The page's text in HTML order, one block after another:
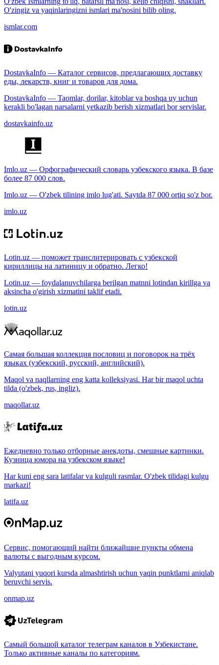
O'zingiz va yaqinlaringizni ismlari ma'nosini bilib oling.
ismlar.com
DostavkaInfo — Каталог сервисов, предлагающих доставку
еды, лекарств, книг и товаров для дома.
DostavkaInfo — Taomlar, dorilar, kitoblar va boshqa uy uchun
kerakli bo'lagan narsalarni yetkazib berish xizmatlari bor servislar.
dostavkainfo.uz
Imlo.uz — Орфографический словарь узбекского языка. В базе
более 87 000 слов.
Imlo.uz — O'zbek tilining imlo lug'ati. Saytda 87 000 ortiq so'z bor.
imlo.uz
Lotin.uz — поможет транслитерировать с узбекской
кириллицы на латиницу и обратно. Легко!
Lotin.uz — foydalanuvchilarga berilgan matnni lotindan kirillga va
aksincha o'girish xizmatini taklif etadi.
lotin.uz
Самая большая коллекция пословиц и поговорок на трёх
языках (узбекский, русский, английский).
Maqol va naqllarning eng katta kolleksiyasi. Har bir maqol uchta
tilda (o'zbek, rus, ingliz).
maqollar.uz
Ежедневно только отборные анекдоты, смешные картинки.
Кузница юмора на узбекском языке!
Har kuni eng sara latifalar va kulguli rasmlar. O'zbek tilidagi kulgu
markazi!
latifa.uz
Сервис, помогающий найти ближайшие пункты обмена
валюты с выгодным курсом.
Valyutani yuqori kursda almashtirish uchun yaqin punktlarni aniqlab
beruvchi servis.
onmap.uz
Самый большой каталог телеграм каналов в Узбекистане.
Только активные каналы по категориям.